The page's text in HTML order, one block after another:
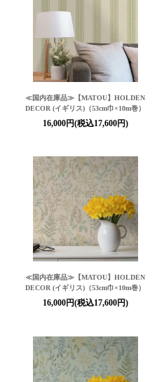
≪国内在庫品≫【MATOU】HOLDEN
DECOR (イギリス)（53cm巾×10m巻）
16,000円(税込17,600円)
≪国内在庫品≫【MATOU】HOLDEN
DECOR (イギリス)（53cm巾×10m巻）
16,000円(税込17,600円)